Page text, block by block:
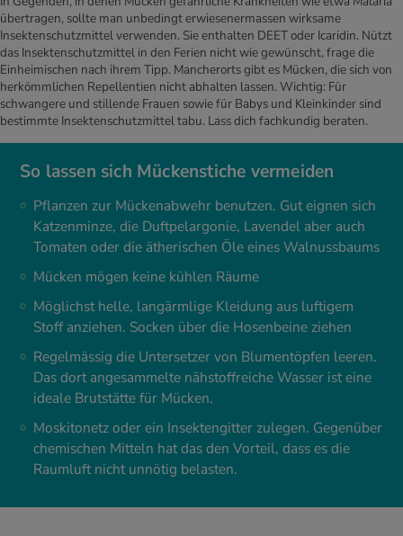
So lassen sich Mückenstiche vermeiden
Pflanzen zur Mückenabwehr benutzen. Gut eignen sich
Katzenminze, die Duftpelargonie, Lavendel aber auch
Tomaten oder die ätherischen Öle eines Walnussbaums
Mücken mögen keine kühlen Räume
Möglichst helle, langärmlige Kleidung aus luftigem
Stoff anziehen. Socken über die Hosenbeine ziehen
Regelmässig die Untersetzer von Blumentöpfen leeren.
Das dort angesammelte nähstoffreiche Wasser ist eine
ideale Brutstätte für Mücken.
Moskitonetz oder ein Insektengitter zulegen. Gegenüber
chemischen Mitteln hat das den Vorteil, dass es die
Raumluft nicht unnötig belasten.
übertragen, sollte man unbedingt erwiesenermassen wirksame
Insektenschutzmittel verwenden. Sie enthalten DEET oder Icaridin. Nützt
das Insektenschutzmittel in den Ferien nicht wie gewünscht, frage die
Einheimischen nach ihrem Tipp. Mancherorts gibt es Mücken, die sich von
herkömmlichen Repellentien nicht abhalten lassen. Wichtig: Für
schwangere und stillende Frauen sowie für Babys und Kleinkinder sind
bestimmte Insektenschutzmittel tabu. Lass dich fachkundig beraten.